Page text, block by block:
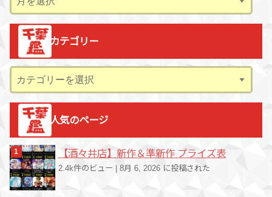
ー
カ
カテゴリー
テ
ゴ
人気のページ
【酒々井店】新作＆準新作 プライズ表
2.4k件のビュー 8月 6, 2026 に投稿された